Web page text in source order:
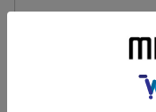
エンボス コンパクト札入れ